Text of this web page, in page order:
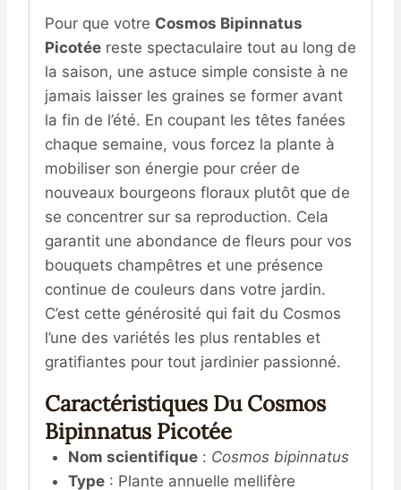
Pour que votre Cosmos Bipinnatus
Picotée reste spectaculaire tout au long de
la saison, une astuce simple consiste à ne
jamais laisser les graines se former avant
la fin de l’été. En coupant les têtes fanées
chaque semaine, vous forcez la plante à
mobiliser son énergie pour créer de
nouveaux bourgeons floraux plutôt que de
se concentrer sur sa reproduction. Cela
garantit une abondance de fleurs pour vos
bouquets champêtres et une présence
continue de couleurs dans votre jardin.
C’est cette générosité qui fait du Cosmos
l’une des variétés les plus rentables et
gratifiantes pour tout jardinier passionné.
Caractéristiques Du Cosmos
Bipinnatus Picotée
Nom scientifique: Cosmos bipinnatus
Type: Plante annuelle mellifère